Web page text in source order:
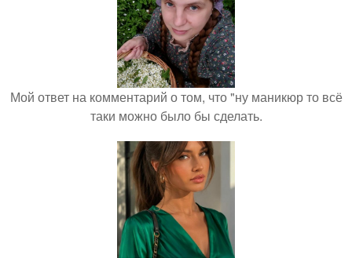
Мой ответ на комментарий о том, что "ну маникюр то всё
таки можно было бы сделать.